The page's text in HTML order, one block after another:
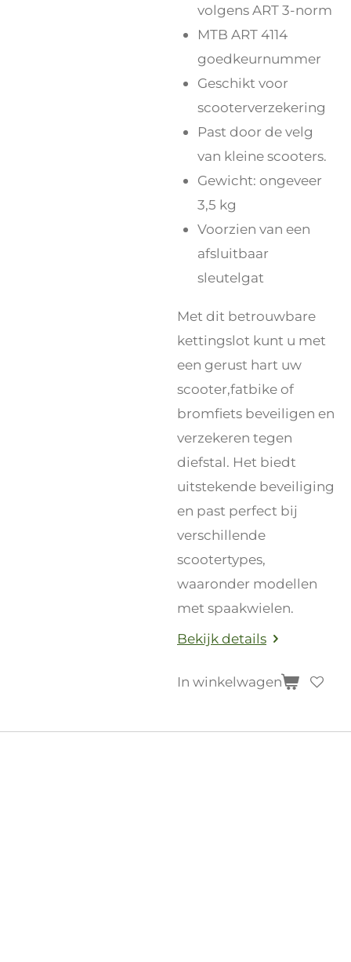
volgens ART 3-norm
MTB ART 4114
goedkeurnummer
Geschikt voor
scooterverzekering
Past door de velg
van kleine scooters.
Gewicht: ongeveer
3,5 kg
Voorzien van een
afsluitbaar
sleutelgat
Met dit betrouwbare
kettingslot kunt u met
een gerust hart uw
scooter,fatbike of
bromfiets beveiligen en
verzekeren tegen
diefstal. Het biedt
uitstekende beveiliging
en past perfect bij
verschillende
scootertypes,
waaronder modellen
met spaakwielen.
Bekijk details
In winkelwagen